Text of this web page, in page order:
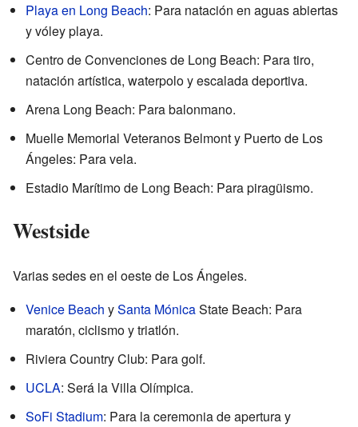
Playa en Long Beach: Para natación en aguas abiertas
y vóley playa.
Centro de Convenciones de Long Beach: Para tiro,
natación artística, waterpolo y escalada deportiva.
Arena Long Beach: Para balonmano.
Muelle Memorial Veteranos Belmont y Puerto de Los
Ángeles: Para vela.
Estadio Marítimo de Long Beach: Para piragüismo.
Westside
Varias sedes en el oeste de Los Ángeles.
Venice Beach ySanta MónicaState Beach: Para
maratón, ciclismo y triatlón.
Riviera Country Club: Para golf.
UCLA: Será la Villa Olímpica.
SoFi Stadium: Para la ceremonia de apertura y